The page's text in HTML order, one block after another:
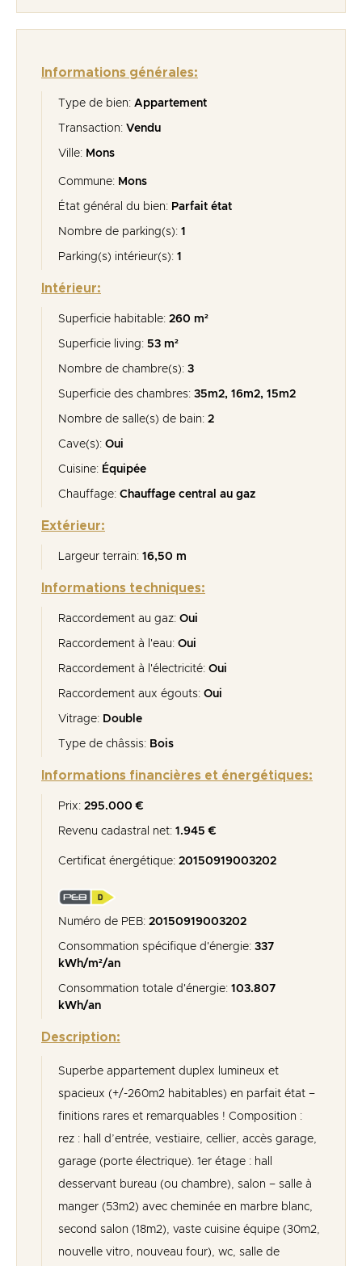
Informations générales:
Type de bien: Appartement
Transaction: Vendu
Ville: Mons
Commune: Mons
État général du bien: Parfait état
Nombre de parking(s): 1
Parking(s) intérieur(s): 1
Intérieur:
Superficie habitable: 260 m²
Superficie living: 53 m²
Nombre de chambre(s): 3
Superficie des chambres: 35m2, 16m2, 15m2
Nombre de salle(s) de bain: 2
Cave(s): Oui
Cuisine: Équipée
Chauffage: Chauffage central au gaz
Extérieur:
Largeur terrain: 16,50 m
Informations techniques:
Raccordement au gaz: Oui
Raccordement à l'eau: Oui
Raccordement à l'électricité: Oui
Raccordement aux égouts: Oui
Vitrage: Double
Type de châssis: Bois
Informations financières et énergétiques:
Prix: 295.000 €
Revenu cadastral net: 1.945 €
Certificat énergétique: 20150919003202
Numéro de PEB: 20150919003202
Consommation spécifique d'énergie: 337
kWh/m²/an
Consommation totale d'énergie: 103.807
kWh/an
Description:
Superbe appartement duplex lumineux et
spacieux (+/-260m2 habitables) en parfait état –
finitions rares et remarquables ! Composition :
rez : hall d’entrée, vestiaire, cellier, accès garage,
garage (porte électrique). 1er étage : hall
desservant bureau (ou chambre), salon – salle à
manger (53m2) avec cheminée en marbre blanc,
second salon (18m2), vaste cuisine équipe (30m2,
nouvelle vitro, nouveau four), wc, salle de